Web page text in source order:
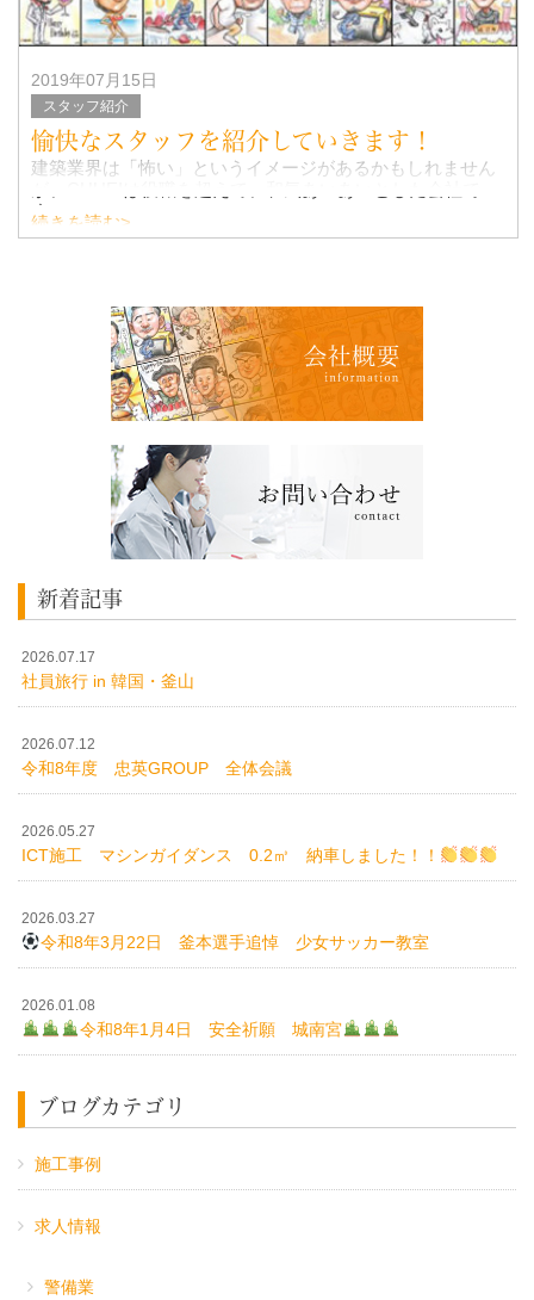
2019年07月15日
スタッフ紹介
愉快なスタッフを紹介していきます！
建築業界は「怖い」というイメージがあるかもしれません
す。
続きを読む>
新着記事
2026.07.17
社員旅行 in 韓国・釜山
2026.07.12
令和8年度 忠英GROUP 全体会議
2026.05.27
ICT施工 マシンガイダンス 0.2㎥ 納車しました！！
2026.03.27
令和8年3月22日 釜本選手追悼 少女サッカー教室
2026.01.08
令和8年1月4日 安全祈願 城南宮
ブログカテゴリ
施工事例
求人情報
警備業